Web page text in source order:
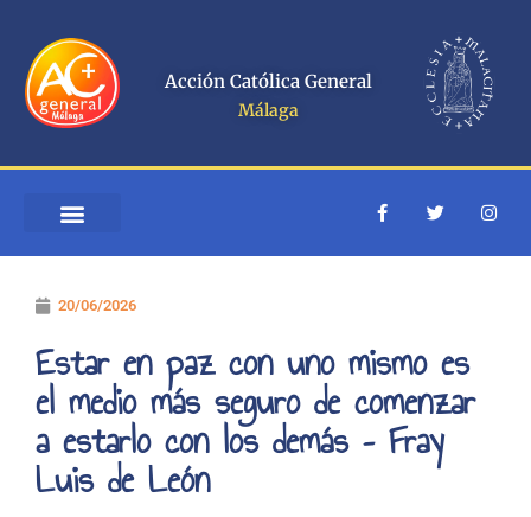
contenido
Acción Católica General
Málaga
F
a
e
f
T
w
t
I
n
t
20/06/2026
Estar en paz con uno mismo es
el medio más seguro de comenzar
a estarlo con los demás – Fray
Luis de León